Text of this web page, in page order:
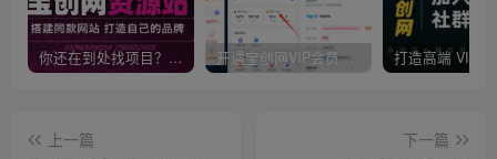
你还在到处找项目？还在当韭菜？我靠卖项目一个月收入5万+，曾经我也是个失败者。 开通宝创网VIP会员，尊享全站资源免费下载，享70%的推广提成！！【限时五折优惠】
上一篇
下一篇